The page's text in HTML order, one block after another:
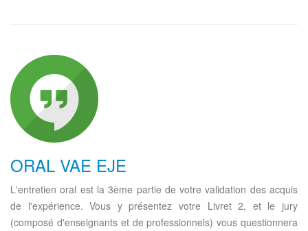
ORAL VAE EJE
L'entretien oral est la 3ème partie de votre validation des acquis
de l'expérience. Vous y présentez votre Livret 2, et le jury
(composé d'enseignants et de professionnels) vous questionnera